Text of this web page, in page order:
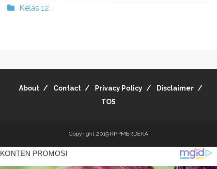
Kelas 12
About Contact Privacy Policy
Disclaimer
TOS
Copyright 2019 RPPMERDEKA